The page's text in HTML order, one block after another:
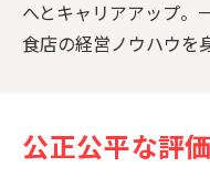
へとキャリアアップ。
食店の経営ノウハウを
公正公平な評